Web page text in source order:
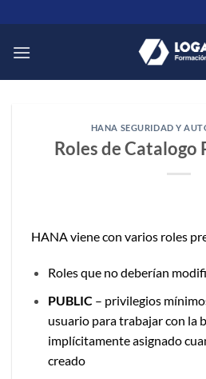
al
contenido
HANA SEGURIDAD Y
Roles de Catalogo
HANA viene con varios roles
Roles que no deberían
PUBLIC – privilegios
usuario para trabajar con la
implícitamente asignado
creado